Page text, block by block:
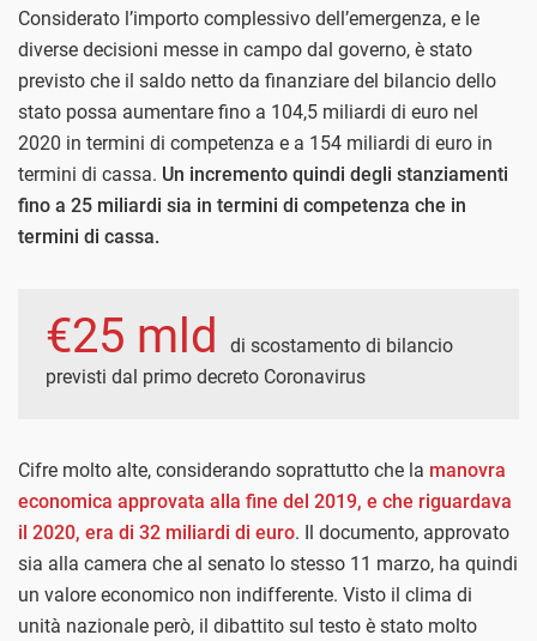
Considerato l’importo complessivo dell’emergenza, e le
diverse decisioni messe in campo dal governo, è stato
previsto che il saldo netto da finanziare del bilancio dello
stato possa aumentare fino a 104,5 miliardi di euro nel
2020 in termini di competenza e a 154 miliardi di euro in
termini di cassa. Un incremento quindi degli stanziamenti
fino a 25 miliardi sia in termini di competenza che in
termini di cassa.
€25 mld
di scostamento di bilancio
previsti dal primo decreto Coronavirus
Cifre molto alte, considerando soprattutto che la manovra
economica approvata alla fine del 2019, e che riguardava
il 2020, era di 32 miliardi di euro. Il documento, approvato
sia alla camera che al senato lo stesso 11 marzo, ha quindi
un valore economico non indifferente. Visto il clima di
unità nazionale però, il dibattito sul testo è stato molto